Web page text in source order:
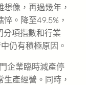
像，再過幾年，
。降至49.5%，
分項指數和行業
仍有積極原因。
企業臨時減產停
產經營。同時，